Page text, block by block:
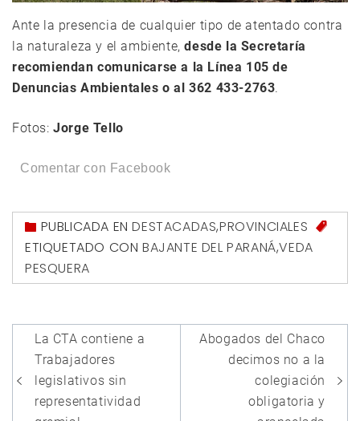
Ante la presencia de cualquier tipo de atentado contra
la naturaleza y el ambiente,desde la Secretaría
recomiendan comunicarse a la Línea 105 de
Denuncias Ambientales o al 362 433-2763.
Fotos:Jorge Tello
Comentar con Facebook
PUBLICADA ENDESTACADAS,PROVINCIALES
ETIQUETADO CON BAJANTE DEL PARANÁ,VEDA
PESQUERA
Navegación
de
entradas
La CTA contiene a
Trabajadores
legislativos sin
representatividad
Abogados del Chaco
decimos no a la
colegiación
obligatoria y